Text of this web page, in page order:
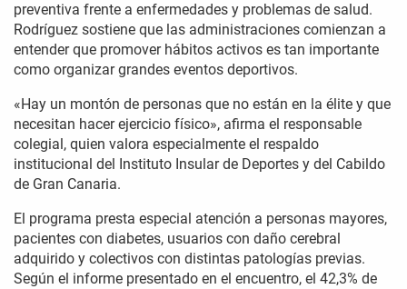
preventiva frente a enfermedades y problemas de salud.
Rodríguez sostiene que las administraciones comienzan a
entender que promover hábitos activos es tan importante
como organizar grandes eventos deportivos.
«Hay un montón de personas que no están en la élite y que
necesitan hacer ejercicio físico», afirma el responsable
colegial, quien valora especialmente el respaldo
institucional del Instituto Insular de Deportes y del Cabildo
de Gran Canaria.
El programa presta especial atención a personas mayores,
pacientes con diabetes, usuarios con daño cerebral
adquirido y colectivos con distintas patologías previas.
Según el informe presentado en el encuentro, el 42,3% de